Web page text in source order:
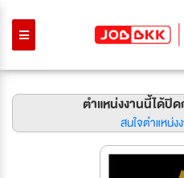
ตำแหน่งงานนี้ได้ปิ
สนใจตำแหน่